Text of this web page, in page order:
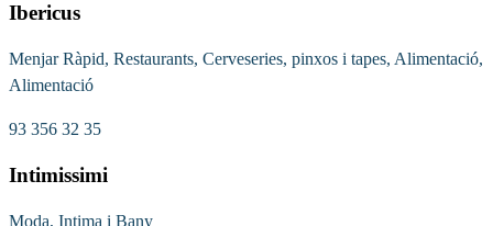
Ibericus
Menjar Ràpid, Restaurants, Cerveseries, pinxos i tapes, Alimentació,
Alimentació
93 356 32 35
Intimissimi
Moda, Intima i Bany